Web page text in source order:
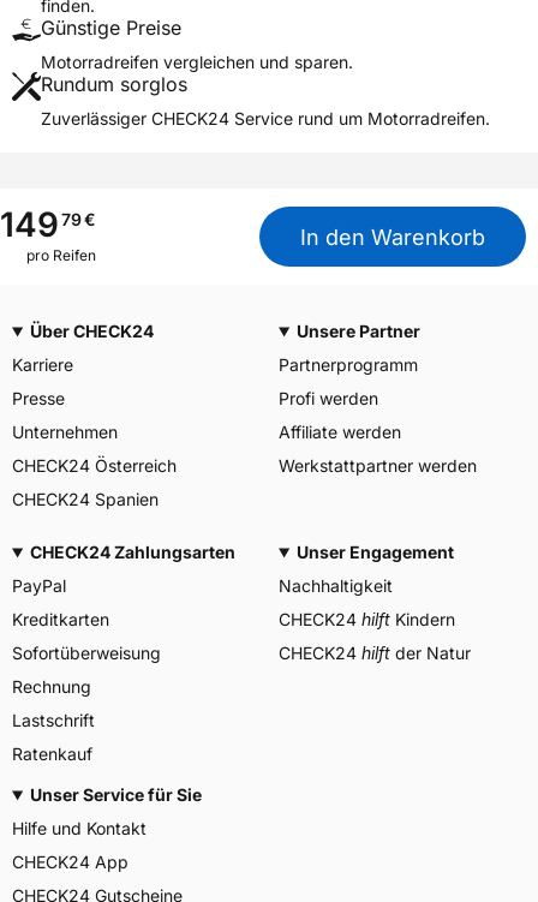
Reifenposition
Motorradtyp
Hyper Sport
Weitere Eigenschaften
M+S
Nein
Motorrad Kennzeichnung
M/C
Allgemeine Produktsicherheit (GPSR)
Herstellerkontakt
Goodyear S.A. Innovation
Center, Avenue Gordon Smith
7750 Colmar-Berg
Luxemburg,
finden.
Günstige Preise
Motorradreifen vergleichen und sparen.
Rundum sorglos
Zuverlässiger CHECK24 Service rund um Motorradreifen.
14979€
pro Reifen
In den Warenkorb
Über CHECK24
Karriere
Presse
Unternehmen
CHECK24 Österreich
CHECK24 Spanien
Unsere Partner
Partnerprogramm
Profi werden
Affiliate werden
Werkstattpartner werden
CHECK24 Zahlungsarten
PayPal
Kreditkarten
Sofortüberweisung
Rechnung
Lastschrift
Ratenkauf
Unser Engagement
Nachhaltigkeit
CHECK24 hilft Kindern
CHECK24 hilft der Natur
Unser Service für Sie
Hilfe und Kontakt
CHECK24 App
CHECK24 Gutscheine